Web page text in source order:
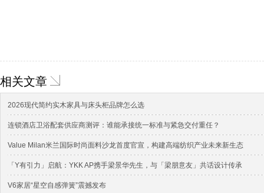
相关文章
2026现代简约实木家具与床头柜品牌怎么选
连锁酒店卫浴配套供应商测评：谁能承接统一标准与紧急交付重任？
Value Milan米兰国际时尚面料沙龙首度官宣，构建高端纺织产业未来新生态
「Y有引力」启航：YKK AP携手梁景华先生，与「梁朋意友」共话设计传承
V6家居“星空自感弹簧”震撼发布